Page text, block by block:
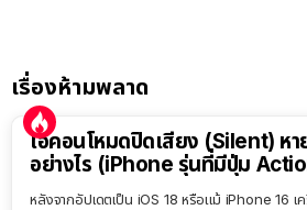
เรื่องห้ามพลาด
ไอคอนโหมดปิดเสียง (Silent) หา
อย่างไร (iPhone รุ่นที่มีปุ่ม
หลังจากอัปเดตเป็น iOS 18 หรือแม้ iPhone 16 เ